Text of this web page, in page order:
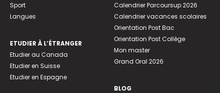
Sport
Langues
ETUDIER À L’ÉTRANGER
Etudier au Canada
Etudier en Suisse
Etudier en Espagne
Calendrier Parcoursup 2026
Calendrier vacances scolaires
Orientation Post Bac
Orientation Post Collège
Mon master
Grand Oral 2026
BLOG